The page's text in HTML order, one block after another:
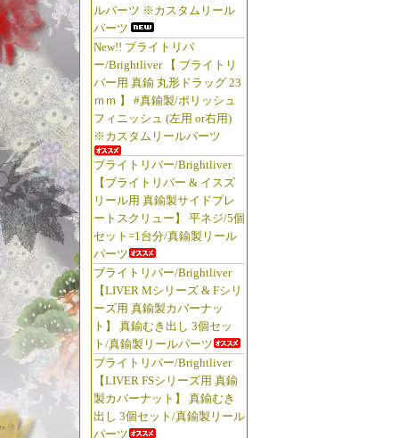
ルパーツ ※カスタムリール
パーツ
New!! ブライトリバ
ー/Brightliver 【 ブライトリ
バー用 真鍮 丸形ドラッグ 23
ｍｍ 】 #真鍮製/ポリッシュ
フィニッシュ (左用 or右用)
※カスタムリールパーツ
ブライトリバー/Brightliver
【ブライトリバー & イスズ
リール用 真鍮製サイドプレ
ートスクリュー】 平ネジ/5個
セット=1台分/真鍮製リール
パーツ
ブライトリバー/Brightliver
【LIVER Mシリーズ & Fシリ
ーズ用 真鍮製カバーナッ
ト】 真鍮むき出し 3個セッ
ト/真鍮製リールパーツ
ブライトリバー/Brightliver
【LIVER FSシリーズ用 真鍮
製カバーナット】 真鍮むき
出し 3個セット/真鍮製リール
パーツ